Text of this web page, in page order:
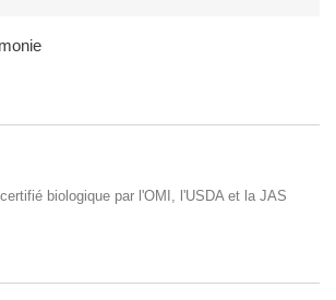
biologique par l'OMI, l'USDA et la JAS